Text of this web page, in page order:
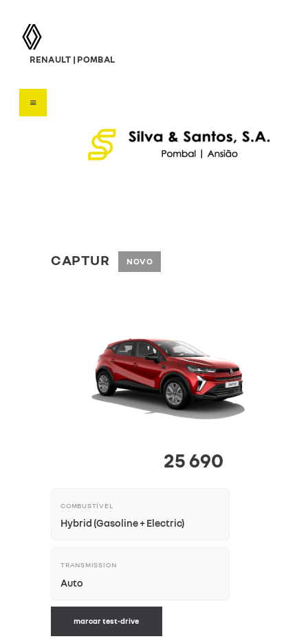
RENAULT | POMBALConcessionário Renault
HOME
CAPTUR NOVO
25 690
COMBUSTÍVEL
Hybrid (Gasoline + Electric)
TRANSMISSION
Auto
marcar test-drive